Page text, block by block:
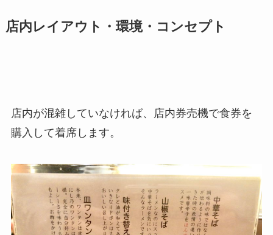
店内レイアウト・環境・コンセプト
店内が混雑していなければ、店内券売機で食券を
購入して着席します。